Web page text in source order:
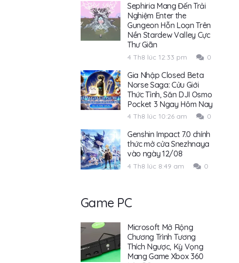
Sephiria Mang Đến Trải
Nghiệm Enter the
Gungeon Hỗn Loạn Trên
Nền Stardew Valley Cực
Thư Giãn
4 Th8 lúc 12:33 pm 0
Gia Nhập Closed Beta
Norse Saga: Cửu Giới
Thức Tỉnh, Săn DJI Osmo
Pocket 3 Ngay Hôm Nay
4 Th8 lúc 10:26 am 0
Genshin Impact 7.0 chính
thức mở cửa Snezhnaya
vào ngày 12/08
4 Th8 lúc 8:49 am 0
Game PC
Microsoft Mở Rộng
Chương Trình Tương
Thích Ngược, Kỳ Vọng
Mang Game Xbox 360